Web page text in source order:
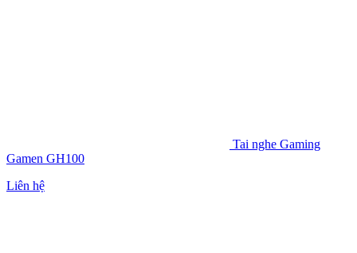
Tai nghe Gaming
Gamen GH100
Liên hệ